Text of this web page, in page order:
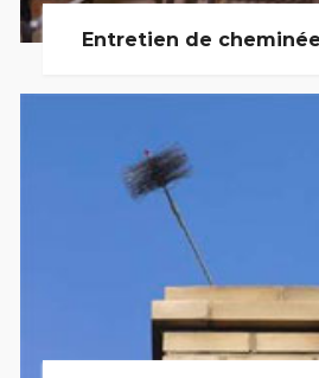
Entretien de